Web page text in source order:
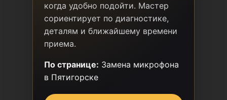
когда удобно подойти. Мастер
сориентирует по диагностике,
деталям и ближайшему времени
приема.
По странице: Замена микрофона
в Пятигорске